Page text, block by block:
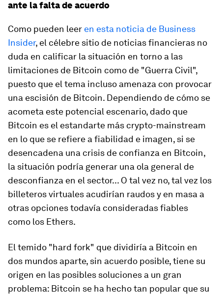
ante la falta de acuerdo
Como pueden leer en esta noticia de Business
Insider, el célebre sitio de noticias financieras no
duda en calificar la situación en torno a las
limitaciones de Bitcoin como de "Guerra Civil",
puesto que el tema incluso amenaza con provocar
una escisión de Bitcoin. Dependiendo de cómo se
acometa este potencial escenario, dado que
Bitcoin es el estandarte más crypto-mainstream
en lo que se refiere a fiabilidad e imagen, si se
desencadena una crisis de confianza en Bitcoin,
la situación podría generar una ola general de
desconfianza en el sector... O tal vez no, tal vez los
billeteros virtuales acudirían raudos y en masa a
otras opciones todavía consideradas fiables
como los Ethers.
El temido "hard fork" que dividiría a Bitcoin en
dos mundos aparte, sin acuerdo posible, tiene su
origen en las posibles soluciones a un gran
problema: Bitcoin se ha hecho tan popular que su